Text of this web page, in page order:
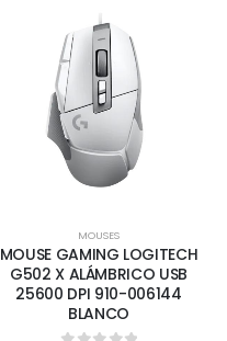
MOUSES
MOUSE GAMING LOGITECH
G502 X ALÁMBRICO USB
25600 DPI 910-006144
BLANCO